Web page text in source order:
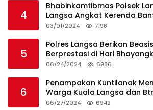
4
Bhabinkamtibmas Polsek
Langsa Angkat Kerenda
Pemakaman Warga
03/01/2024 7198
5
Polres Langsa Berikan
Berprestasi di Hari
06/24/2024 6986
6
Penampakan Kuntilanak
Warga Kuala Langsa dan
06/27/2024 6942